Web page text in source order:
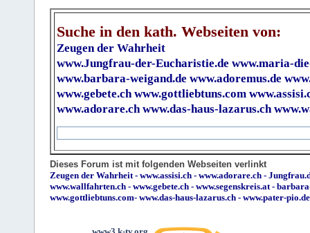
Suche in den kath. Webseiten von:
Zeugen der Wahrheit
www.Jungfrau-der-Eucharistie.de www.maria-
www.barbara-weigand.de www.adoremus.de
www.gebete.ch www.gottliebtuns.com
www.adorare.ch www.das-haus-lazarus.ch
Dieses Forum ist mit folgenden Webseiten verlinkt
Zeugen der Wahrheit- www.assisi.ch - www.adorare.ch -
www.wallfahrten.ch - www.gebete.ch - www.segenskreis.at-
www.gottliebtuns.com- www.das-haus-lazarus.ch - www.pater-pio.de